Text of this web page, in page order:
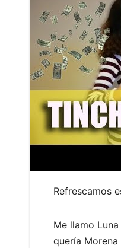
Refrescamos
Me llamo
quería